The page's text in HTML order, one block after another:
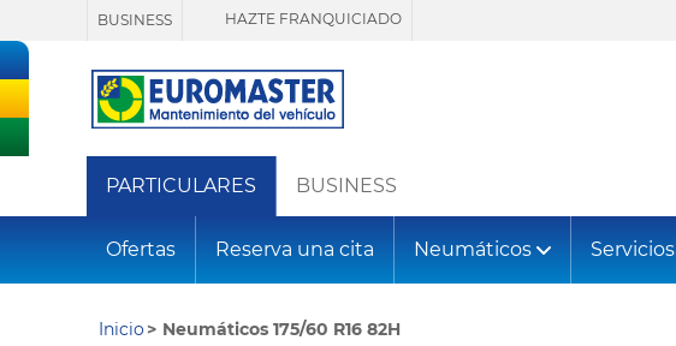
BUSINESS HAZTE FRANQUICIADO
PARTICULARES BUSINESS
Ofertas Reserva una cita Neumáticos Servicios
Inicio Neumáticos 175/60 R16 82H